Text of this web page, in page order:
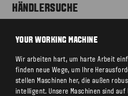
HÄNDLERSUCHE
YOUR WORKING MACHINE
Wir arbeiten hart, um harte Arbeit
finden neue Wege, um Ihre
stellen Maschinen her, die außen
intelligent. Unsere Maschinen sind